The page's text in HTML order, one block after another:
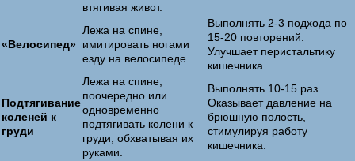
втягивая живот.
«Велосипед»
Лежа на спине,
имитировать ногами
езду на велосипеде.
Выполнять 2-3 подхода по
15-20 повторений.
Улучшает перистальтику
кишечника.
Подтягивание
коленей к
груди
Лежа на спине,
поочередно или
одновременно
подтягивать колени к
груди, обхватывая их
руками.
Выполнять 10-15 раз.
Оказывает давление на
брюшную полость,
стимулируя работу
кишечника.